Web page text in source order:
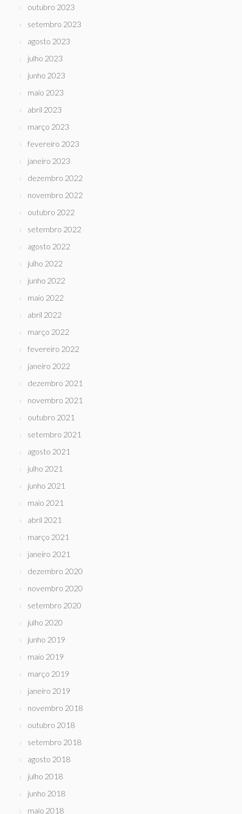
outubro 2023
setembro 2023
agosto 2023
julho 2023
junho 2023
maio 2023
abril 2023
março 2023
fevereiro 2023
janeiro 2023
dezembro 2022
novembro 2022
outubro 2022
setembro 2022
agosto 2022
julho 2022
junho 2022
maio 2022
abril 2022
março 2022
fevereiro 2022
janeiro 2022
dezembro 2021
novembro 2021
outubro 2021
setembro 2021
agosto 2021
julho 2021
junho 2021
maio 2021
abril 2021
março 2021
janeiro 2021
dezembro 2020
novembro 2020
setembro 2020
julho 2020
junho 2019
maio 2019
março 2019
janeiro 2019
novembro 2018
outubro 2018
setembro 2018
agosto 2018
julho 2018
junho 2018
maio 2018